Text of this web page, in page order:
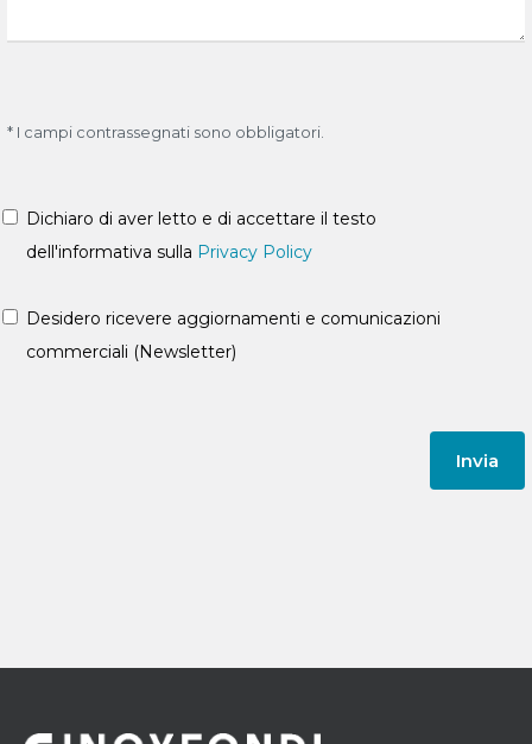
* I campi contrassegnati sono obbligatori.
Dichiaro di aver letto e di accettare il testo
dell'informativa sulla Privacy Policy
Desidero ricevere aggiornamenti e comunicazioni
commerciali (Newsletter)